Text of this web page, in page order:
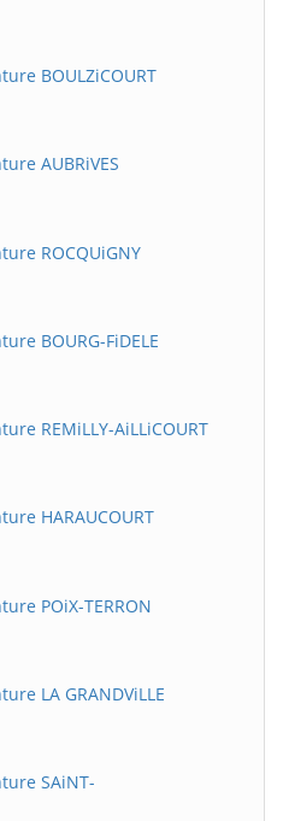
BOULZiCOURT
AUBRiVES
ROCQUiGNY
BOURG-FiDELE
REMiLLY-AiLLiCOURT
HARAUCOURT
POiX-TERRON
LA GRANDViLLE
SAiNT-